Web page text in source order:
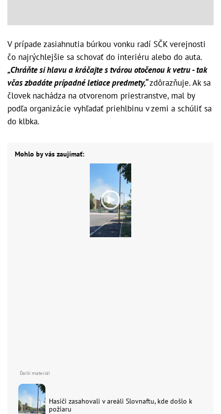
V prípade zasiahnutia búrkou vonku radí SČK verejnosti
čo najrýchlejšie sa schovať do interiéru alebo do auta.
„Chráňte si hlavu a kráčajte s tvárou otočenou k vetru - tak
včas zbadáte prípadné letiace predmety,“zdôrazňuje. Ak sa
človek nachádza na otvorenom priestranstve, mal by
podľa organizácie vyhľadať priehlbinu v zemi a schúliť sa
do klbka.
Mohlo by vás zaujímať:
Hasiči zasahovali v areáli Slovnaftu, kde došlo k
požiaru